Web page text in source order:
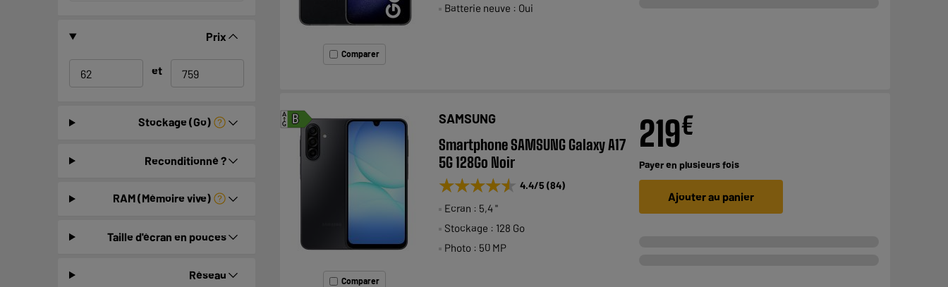
Prix
et
Stockage (Go)
Reconditionné ?
RAM (Mémoire vive)
Taille d'écran en pouces
Réseau
Comparer
Batterie neuve : Oui
B
A
G
Comparer
SAMSUNG
Smartphone SAMSUNG Galaxy A17
5G 128Go Noir
★★★★★
★★★★★ 4.4/5 (84)
Ecran : 5,4 "
Stockage : 128 Go
Photo : 50 MP
219€
Payer en plusieurs fois
Ajouter au panier